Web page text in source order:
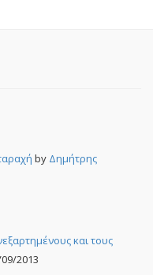
by Δημήτρης
και τους
2013